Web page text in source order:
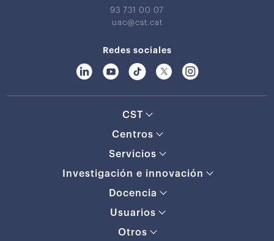
93 731 00 07
uac@cst.cat
Redes sociales
CST
Centros
Servicios
Investigación e innovación
Docencia
Usuarios
Otros